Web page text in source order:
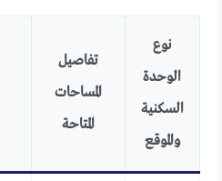
نوع
الوحدة
السكنية
والموقع
تفاصيل
المساحات
المتاحة